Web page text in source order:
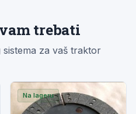
trebati
sistema za vaš traktor
Na lageru